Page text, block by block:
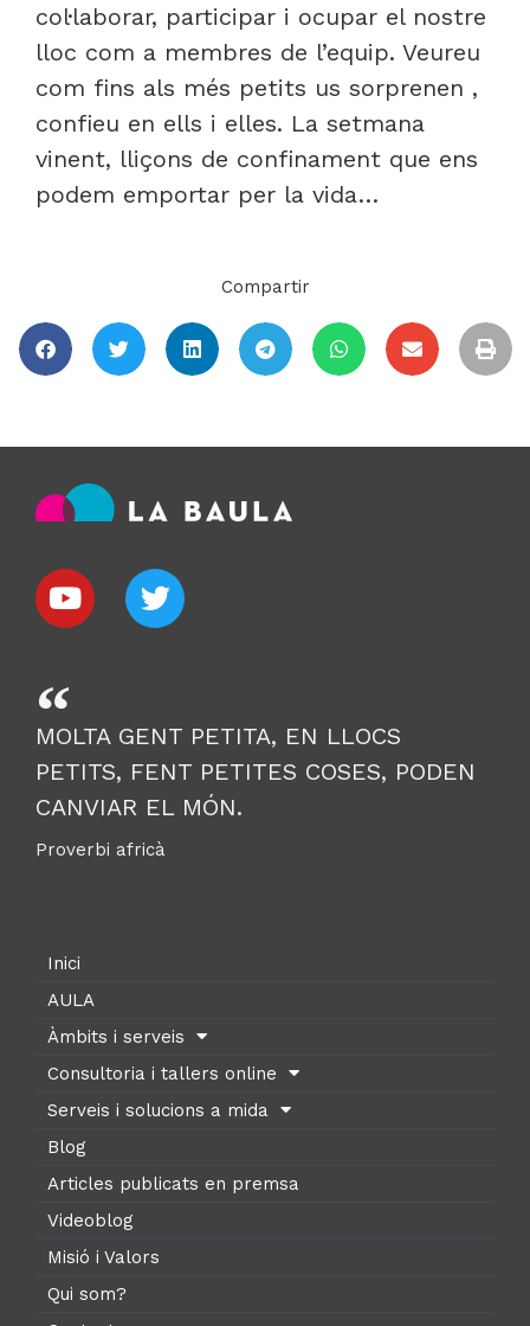
col·laborar, participar i ocupar el nostre
lloc com a membres de l’equip. Veureu
com fins als més petits us sorprenen ,
confieu en ells i elles. La setmana
vinent, lliçons de confinament que ens
podem emportar per la vida…
Compartir
MOLTA GENT PETITA, EN LLOCS
PETITS, FENT PETITES COSES, PODEN
CANVIAR EL MÓN.
Proverbi africà
Inici
AULA
Àmbits i serveis
Consultoria i tallers online
Serveis i solucions a mida
Blog
Articles publicats en premsa
Videoblog
Misió i Valors
Qui som?